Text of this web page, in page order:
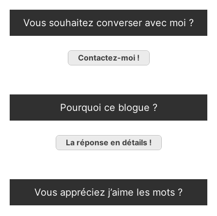
Vous souhaitez converser avec moi ?
Contactez-moi !
Pourquoi ce blogue ?
La réponse en détails !
Vous appréciez j’aime les mots ?